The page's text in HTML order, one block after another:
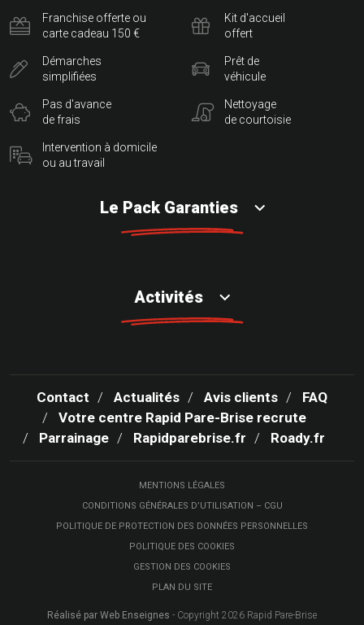
Franchise offerte ou
carte cadeau 150 €
Démarches
simplifiées
Pas d'avance
de frais
Intervention à domicile
ou au travail
Kit d'accueil
offert
Prêt de
véhicule
Nettoyage
de courtoisie
Le Pack Garanties
Activités
Contact Actualités Avis clients
FAQ
Votre centre Rapid Pare-Brise recrute
Parrainage
Rapidparebrise.fr Roady.fr
MENTIONS LÉGALES
CONDITIONS GÉNÉRALES D’UTILISATION – CGU
POLITIQUE DE PROTECTION DES DONNÉES PERSONNELLES
POLITIQUE DES COOKIES
GESTION DES COOKIES
PLAN DU SITE
Réalisé par Web Enseignes - Copyright 2026 Rapid Pare-Brise